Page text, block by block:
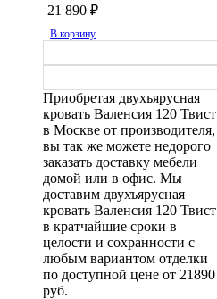
21 890 ₽
В корзину
Приобретая двухъярусная
кровать Валенсия 120 Твист
в Москве от производителя,
вы так же можете недорого
заказать доставку мебели
домой или в офис. Мы
доставим двухъярусная
кровать Валенсия 120 Твист
в кратчайшие сроки в
целости и сохранности с
любым вариантом отделки
по доступной цене от 21890
руб.